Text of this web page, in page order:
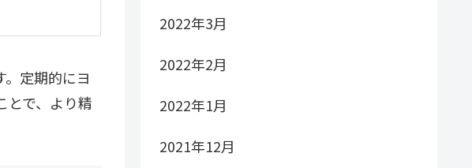
定期的にヨ
とで、より精
2022年3月
2022年2月
2022年1月
2021年12月